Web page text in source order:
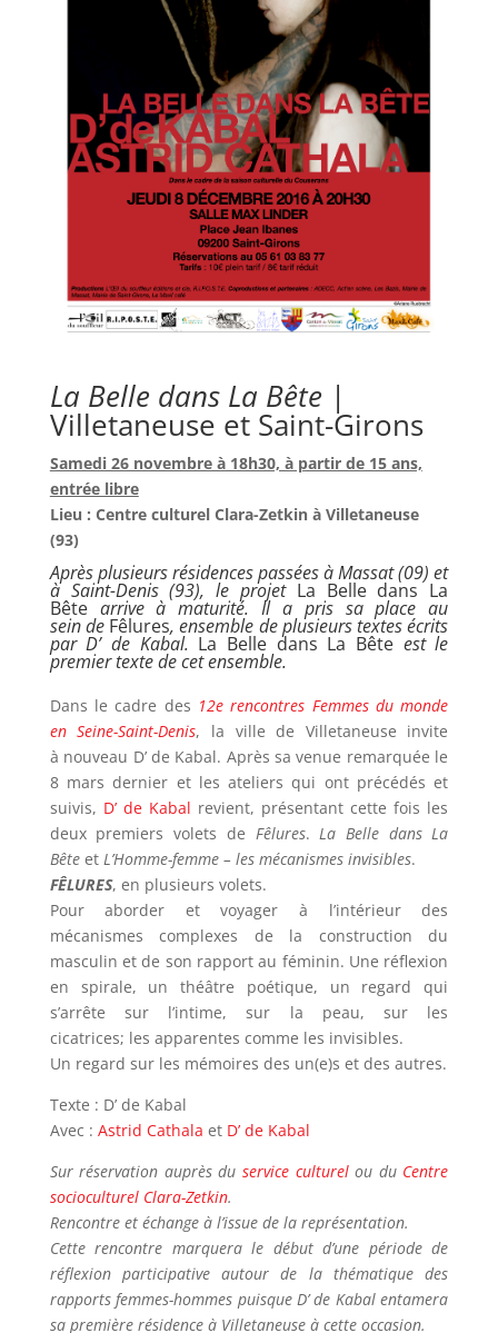
La Belle dans La Bête |
Villetaneuse et Saint-Girons
Samedi 26 novembre à 18h30, à partir de 15 ans,
entrée libre
Lieu : Centre culturel Clara-Zetkin à Villetaneuse
(93)
Après plusieurs résidences passées à Massat (09) et
à Saint-Denis (93), le projet La Belle dans La
Bêtearrive à maturité. Il a pris sa place au
sein de Fêlures, ensemble de plusieurs textes écrits
par D’ de Kabal. La Belle dans La Bêteest le
premier texte de cet ensemble.
Dans le cadre des 12e rencontres Femmes du monde
en Seine-Saint-Denis, la ville de Villetaneuse invite
à nouveau D’ de Kabal. Après sa venue remarquée le
8 mars dernier et les ateliers qui ont précédés et
suivis, D’ de Kabal revient, présentant cette fois les
deux premiers volets de Fêlures. La Belle dans La
Bêteet L’Homme-femme – les mécanismes invisibles.
FÊLURES, en plusieurs volets.
Pour aborder et voyager à l’intérieur des
mécanismes complexes de la construction du
masculin et de son rapport au féminin. Une réflexion
en spirale, un théâtre poétique, un regard qui
s’arrête sur l’intime, sur la peau, sur les
cicatrices; les apparentes comme les invisibles.
Un regard sur les mémoires des un(e)s et des autres.
Texte : D’ de Kabal
Avec : Astrid Cathala et D’ de Kabal
Sur réservation auprès du service culturelou du Centre
socioculturel Clara-Zetkin.
Rencontre et échange à l’issue de la représentation.
Cette rencontre marquera le début d’une période de
réflexion participative autour de la thématique des
rapports femmes-hommes puisque D’ de Kabal entamera
sa première résidence à Villetaneuse à cette occasion.